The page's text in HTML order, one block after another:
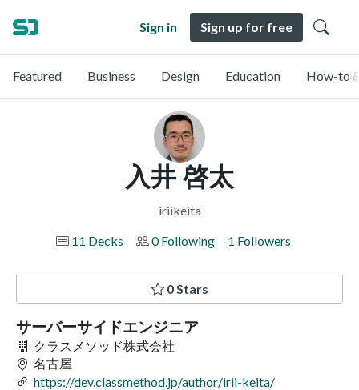
Sign in Sign up for free
Featured Business Design Education How-to
入井 啓太
iriikeita
11 Decks
0 Following 1 Followers
0 Stars
サーバーサイドエンジニア
クラスメソッド株式会社
名古屋
https://dev.classmethod.jp/author/irii-keita/